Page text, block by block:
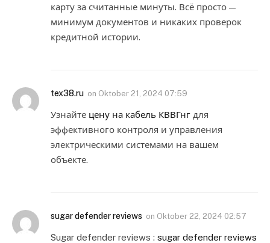
карту за считанные минуты. Всё просто —
минимум документов и никаких проверок
кредитной истории.
tex38.ru on Oktober 21, 2024 07:59
Узнайте цену на кабель КВВГнг для
эффективного контроля и управления
электрическими системами на вашем
объекте.
sugar defender reviews on Oktober 22, 2024 02:57
Sugar defender reviews : sugar defender reviews